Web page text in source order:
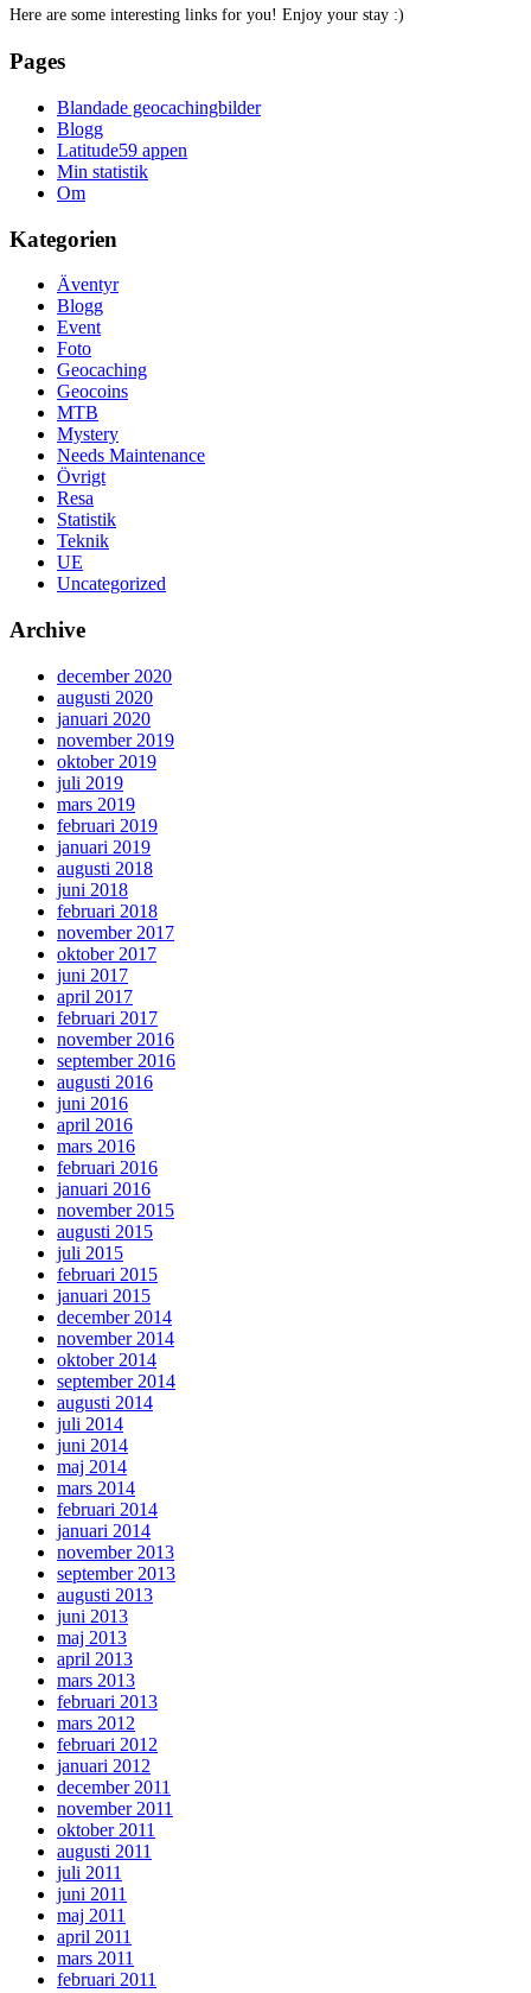
Here are some interesting links for you! Enjoy your stay :)
Pages
Blandade geocachingbilder
Blogg
Latitude59 appen
Min statistik
Om
Kategorien
Äventyr
Blogg
Event
Foto
Geocaching
Geocoins
MTB
Mystery
Needs Maintenance
Övrigt
Resa
Statistik
Teknik
UE
Uncategorized
Archive
december 2020
augusti 2020
januari 2020
november 2019
oktober 2019
juli 2019
mars 2019
februari 2019
januari 2019
augusti 2018
juni 2018
februari 2018
november 2017
oktober 2017
juni 2017
april 2017
februari 2017
november 2016
september 2016
augusti 2016
juni 2016
april 2016
mars 2016
februari 2016
januari 2016
november 2015
augusti 2015
juli 2015
februari 2015
januari 2015
december 2014
november 2014
oktober 2014
september 2014
augusti 2014
juli 2014
juni 2014
maj 2014
mars 2014
februari 2014
januari 2014
november 2013
september 2013
augusti 2013
juni 2013
maj 2013
april 2013
mars 2013
februari 2013
mars 2012
februari 2012
januari 2012
december 2011
november 2011
oktober 2011
augusti 2011
juli 2011
juni 2011
maj 2011
april 2011
mars 2011
februari 2011